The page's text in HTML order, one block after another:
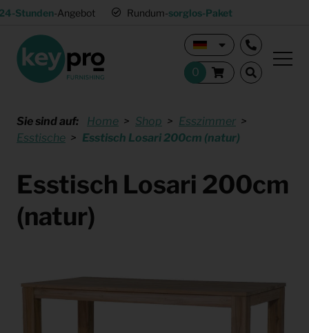
Stunden-Angebot Rundum-sorglos-Paket
Sie sind auf: Home Shop
Esszimmer
Esstische
Esstisch Losari 200cm (natur)
Esstisch Losari 200cm
(natur)